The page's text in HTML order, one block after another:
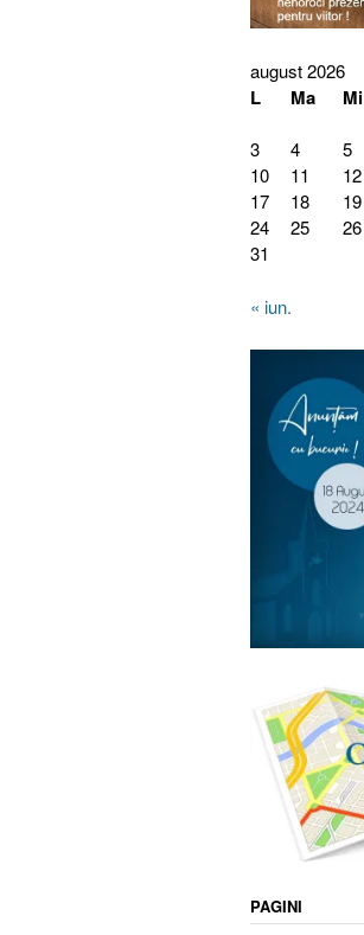
august 2026
L Ma Mi
3
4 5
10
11 12
17
18 19
24
25 26
31
« iun.
PAGINI